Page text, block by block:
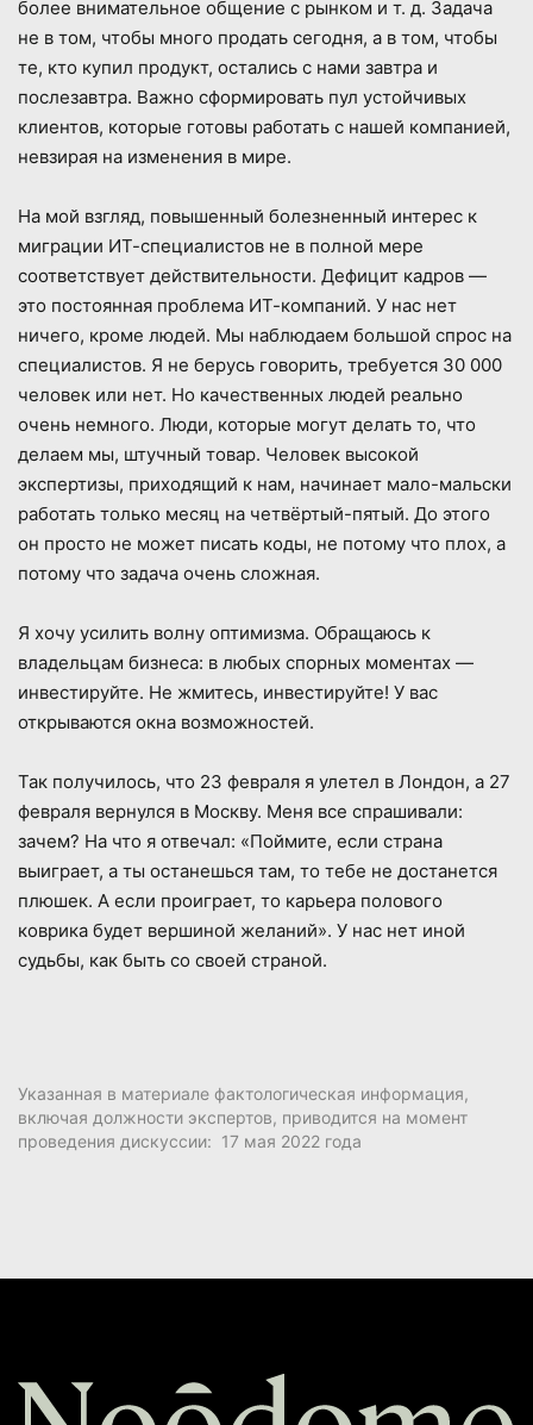
более внимательное общение с рынком и т. д. Задача
не в том, чтобы много продать сегодня, а в том, чтобы
те, кто купил продукт, остались с нами завтра и
послезавтра. Важно сформировать пул устойчивых
клиентов, которые готовы работать с нашей компанией,
невзирая на изменения в мире.
На мой взгляд, повышенный болезненный интерес к
миграции ИТ-специалистов не в полной мере
соответствует действительности. Дефицит кадров —
это постоянная проблема ИТ-компаний. У нас нет
ничего, кроме людей. Мы наблюдаем большой спрос на
специалистов. Я не берусь говорить, требуется 30 000
человек или нет. Но качественных людей реально
очень немного. Люди, которые могут делать то, что
делаем мы, штучный товар. Человек высокой
экспертизы, приходящий к нам, начинает мало-мальски
работать только месяц на четвёртый-пятый. До этого
он просто не может писать коды, не потому что плох, а
потому что задача очень сложная.
Я хочу усилить волну оптимизма. Обращаюсь к
владельцам бизнеса: в любых спорных моментах —
инвестируйте. Не жмитесь, инвестируйте! У вас
открываются окна возможностей.
Так получилось, что 23 февраля я улетел в Лондон, а 27
февраля вернулся в Москву. Меня все спрашивали:
зачем? На что я отвечал: «Поймите, если страна
выиграет, а ты останешься там, то тебе не достанется
плюшек. А если проиграет, то карьера полового
коврика будет вершиной желаний». У нас нет иной
судьбы, как быть со своей страной.
Указанная в материале фактологическая информация,
включая должности экспертов, приводится на момент
проведения дискуссии: 17 мая 2022 года